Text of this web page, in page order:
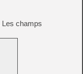
Les champs